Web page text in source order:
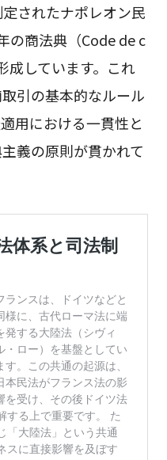
されたナポレオン民
の商法典（Code de c
しています。これ
引の基本的なルール
用における一貫性と
義の原則が貫かれて